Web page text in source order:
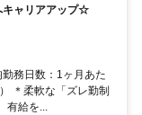
キャリアアップ☆
務日数：1ヶ月あた
＊柔軟な「ズレ勤制
有給を...